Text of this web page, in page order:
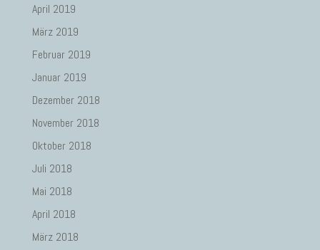
April 2019
März 2019
Februar 2019
Januar 2019
Dezember 2018
November 2018
Oktober 2018
Juli 2018
Mai 2018
April 2018
März 2018